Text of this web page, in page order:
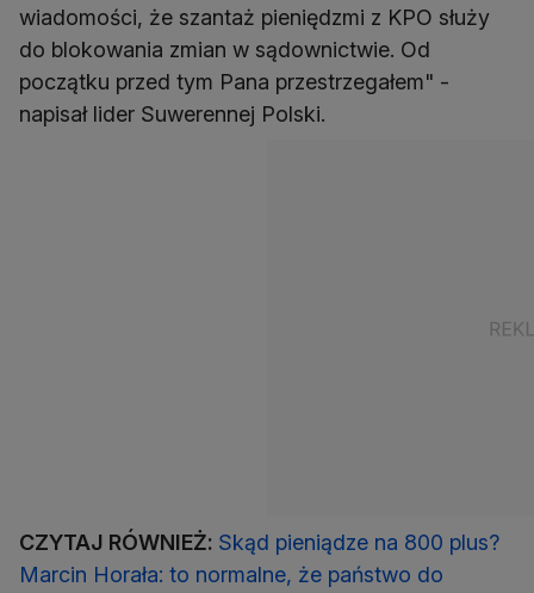
wiadomości, że szantaż pieniędzmi z KPO służy
do blokowania zmian w sądownictwie. Od
początku przed tym Pana przestrzegałem" -
napisał lider Suwerennej Polski.
CZYTAJ RÓWNIEŻ: Skąd pieniądze na 800 plus?
Marcin Horała: to normalne, że państwo do